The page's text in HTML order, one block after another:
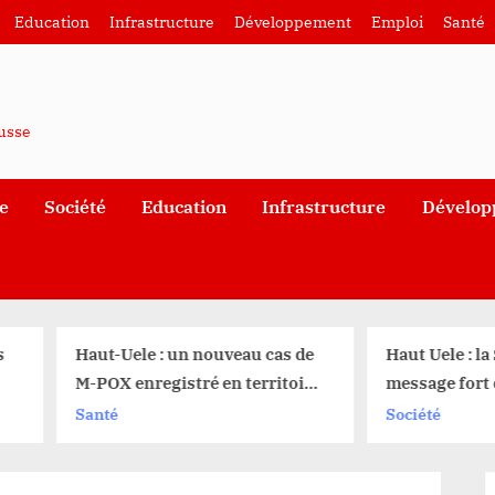
Education Infrastructure Développement Emploi Santé
Société Education Infrastructure
Uele : un nouveau cas de
POX enregistré en territoire
Haut Uele : la SCPC
message fort des
dresse un bilan sombre